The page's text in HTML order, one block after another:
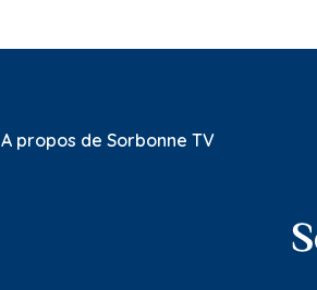
A propos de Sorbonne TV